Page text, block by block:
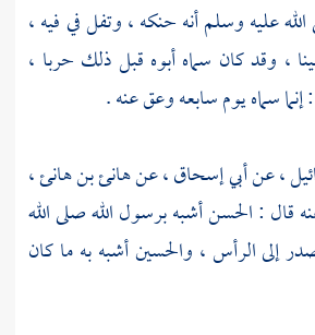
عليه وسلم أنه حنكه ، وتفل في فيه ،
، وقد كان سماه أبوه قبل ذلك حربا ،
سماه يوم سابعه وعق عنه .
، عنأبي إسحاق، عنهانئ بن هانئ،
قال :الحسنأشبه برسول الله صلى الله
إلى الرأس ، والحسينأشبه به ما كان